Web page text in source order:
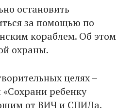
остановить
за помощью по
кораблем. Об этом
охраны.
целях –
ребенку
от ВИЧ и СПИДа.